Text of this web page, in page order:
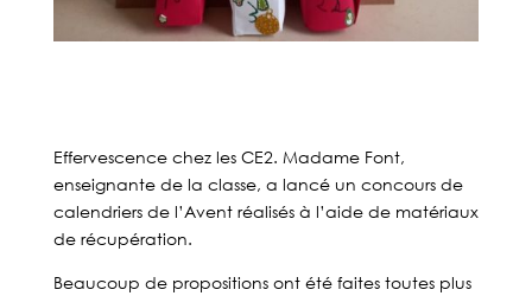
Effervescence chez les CE2. Madame Font,
enseignante de la classe, a lancé un concours de
calendriers de l’Avent réalisés à l’aide de matériaux
de récupération.
Beaucoup de propositions ont été faites toutes plus